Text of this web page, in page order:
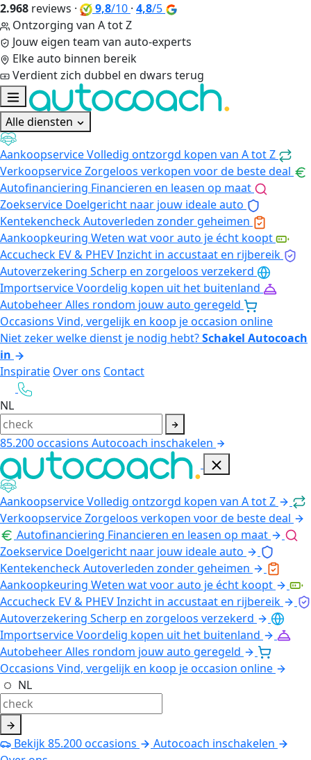
2.968 reviews · 9,8/10 · 4,8/5
Ontzorging van A tot Z
Jouw eigen team van auto-experts
Elke auto binnen bereik
Verdient zich dubbel en dwars terug
Alle diensten
AankoopserviceVolledig ontzorgd kopen van A tot Z
VerkoopserviceZorgeloos verkopen voor de beste deal
Autofinanciering Financieren en leasen op maat
Zoekservice Doelgericht naar jouw ideale auto
KentekencheckAutoverleden zonder geheimen
Aankoopkeuring Weten wat voor auto je écht koopt
Accucheck EV & PHEVInzicht in accustaat en rijbereik
Autoverzekering Scherp en zorgeloos verzekerd
ImportserviceVoordelig kopen uit het buitenland
AutobeheerAlles rondom jouw auto geregeld
Occasions Vind, vergelijk en koop je occasion online
Niet zeker welke dienst je nodig hebt?Schakel Autocoach
in
Inspiratie Over ons Contact
NL
85.200occasions Autocoach inschakelen
AankoopserviceVolledig ontzorgd kopen van A tot Z
VerkoopserviceZorgeloos verkopen voor de beste deal
Autofinanciering Financieren en leasen op maat
Zoekservice Doelgericht naar jouw ideale auto
KentekencheckAutoverleden zonder geheimen
Aankoopkeuring Weten wat voor auto je écht koopt
Accucheck EV & PHEVInzicht in accustaat en rijbereik
Autoverzekering Scherp en zorgeloos verzekerd
ImportserviceVoordelig kopen uit het buitenland
AutobeheerAlles rondom jouw auto geregeld
Occasions Vind, vergelijk en koop je occasion online
NL
Bekijk85.200occasions
Autocoach inschakelen